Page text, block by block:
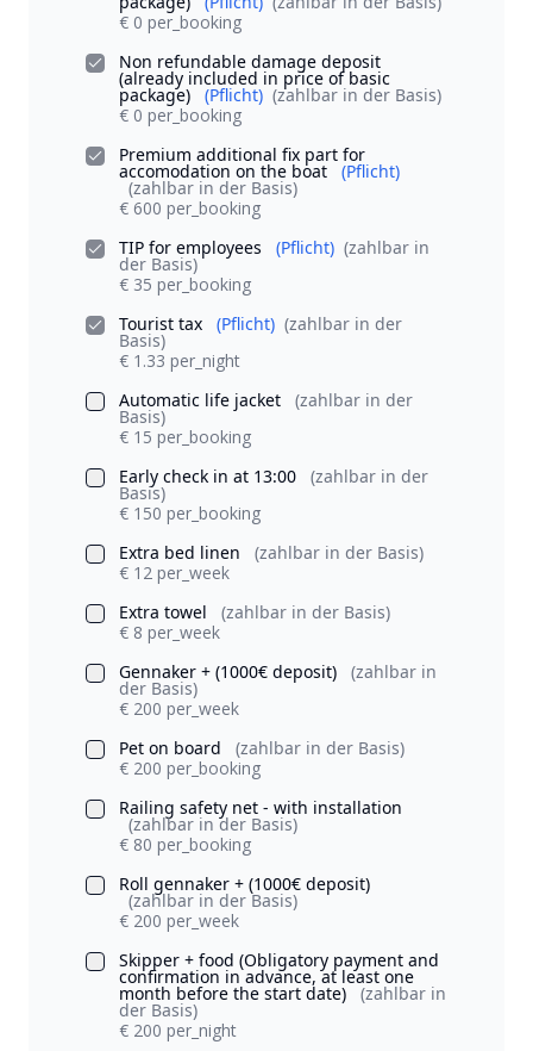
€ 0 per_booking
Non refundable damage deposit
(already included in price of basic
package) (Pflicht) (zahlbar in der Basis)
€ 0 per_booking
Premium additional fix part for
accomodation on the boat (Pflicht)
(zahlbar in der Basis)
€ 600 per_booking
TIP for employees
(Pflicht) (zahlbar in
der Basis)
€ 35 per_booking
Tourist tax
(Pflicht) (zahlbar in der
Basis)
€ 1.33 per_night
Automatic life jacket
(zahlbar in der
Basis)
€ 15 per_booking
Early check in at 13:00
(zahlbar in der
Basis)
€ 150 per_booking
Extra bed linen
(zahlbar in der Basis)
€ 12 per_week
Extra towel
(zahlbar in der Basis)
€ 8 per_week
Gennaker + (1000€ deposit)
(zahlbar in
der Basis)
€ 200 per_week
Pet on board
(zahlbar in der Basis)
€ 200 per_booking
Railing safety net - with installation
(zahlbar in der Basis)
€ 80 per_booking
Roll gennaker + (1000€ deposit)
(zahlbar in der Basis)
€ 200 per_week
Skipper + food (Obligatory payment and
confirmation in advance, at least one
month before the start date) (zahlbar in
der Basis)
€ 200 per_night